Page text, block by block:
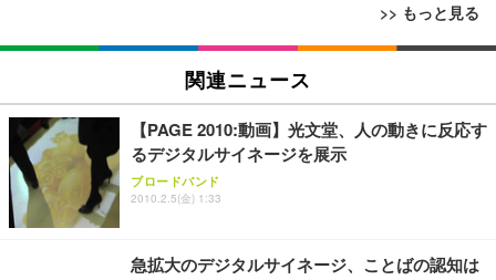
>> もっと見る
[EdoErgo] オフィスチェア 椅子 テレワーク 疲れな
い 跳ね上げ式アームレスト コンパクト 約105度ロッ
キング pc 事務椅子 360度回転 座面昇降 強化ナイロ
(黒網+黒枠+黒足)
￥5,699
SIHOO B100 オフィスチェア／デスクチェア メッシ
EIZO ビジネス向けプレミアムモニター | FlexScan
EV3240X-WT | 31.5型4K UHD・USB Type-C・ホワ
￥105,595
EIZO ビジネス向けプレミアムモニター | FlexScan
EV2740X-WT | 27.0型4K UHD・USB Type-C・ホワ
￥109,572
Amazonベーシック ペットシーツ 薄型 レギュラー 1
回使い捨て 無香料 ホワイト 300枚
￥3,373
Amazonベーシック ペットシーツ 厚型 ワイド 42枚
関連ニュース
【PAGE 2010:動画】光文堂、人の動きに反応す
るデジタルサイネージを展示
ブロードバンド
2010.2.5(金) 1:33
急拡大のデジタルサイネージ、ことばの認知は